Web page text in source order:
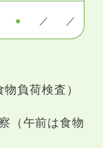
● ／ ／
負荷検査）
（午前は食物